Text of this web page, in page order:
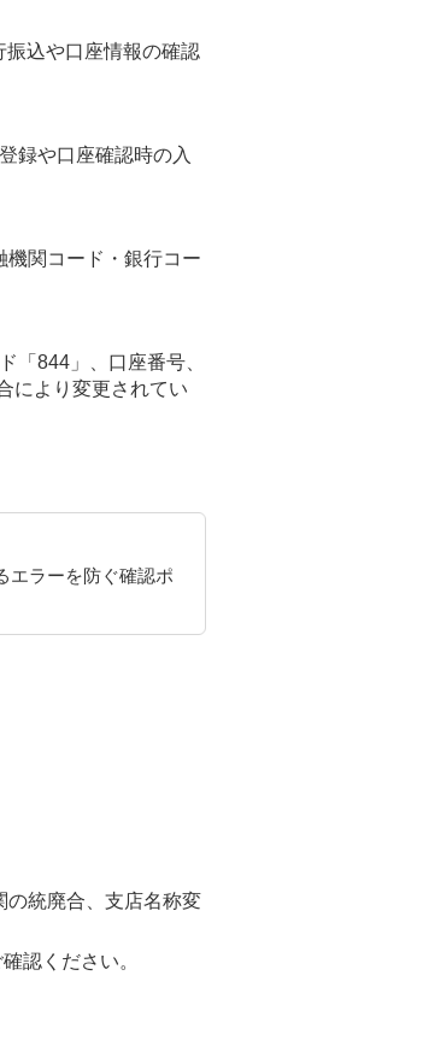
込や口座情報の確認
録や口座確認時の入
関コード・銀行コー
「844」、口座番号、
により変更されてい
エラーを防ぐ確認ポ
の統廃合、支店名称変
認ください。